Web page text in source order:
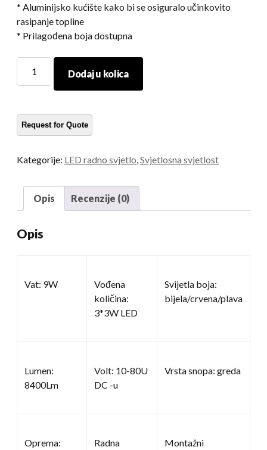
* Aluminijsko kućište kako bi se osiguralo učinkovito
rasipanje topline
* Prilagođena boja dostupna
Volt
svjetla
količina
Dodaj u kolica
Kategorije: LED radno svjetlo Svjetlosna svjetlost
Opis Recenzije (0)
Opis
Vat: 9W
Vođena
količina:
3*3W LED
Svijetla boja:
bijela/crvena/plava
Lumen:
8400Lm
Volt: 10-80U
DC -u
Vrsta snopa: greda
Oprema:
Radna
Montažni